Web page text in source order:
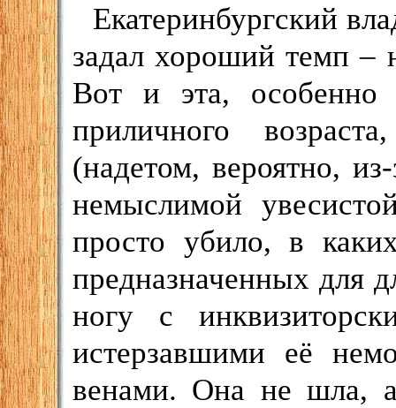
Екатеринбургский
задал хороший темп –
Вот и эта,
приличного
(надетом, вероятно,
немыслимой
просто убило, в
предназначенных для
ногу с
истерзавшими её
венами. Она не шла, а